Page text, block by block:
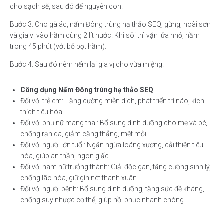
cho sạch sẽ, sau đó để nguyên con.
Bước 3: Cho gà ác, nấm Đông trùng hạ thảo SEQ, gừng, hoài sơn
và gia vị vào hầm cùng 2 lít nước. Khi sôi thì vặn lửa nhỏ, hầm
trong 45 phút (vớt bỏ bọt hầm).
Bước 4: Sau đó nêm nếm lại gia vị cho vừa miệng.
Công dụng Nấm Đông trùng hạ thảo SEQ
Đối với trẻ em: Tăng cường miễn dịch, phát triển trí não, kích
thích tiêu hóa
Đối với phụ nữ mang thai: Bổ sung dinh dưỡng cho mẹ và bé,
chống rạn da, giảm căng thẳng, mệt mỏi
Đối với người lớn tuổi: Ngăn ngừa loãng xương, cải thiện tiêu
hóa, giúp an thần, ngon giấc
Đối với nam nữ trưởng thành: Giải độc gan, tăng cường sinh lý,
chống lão hóa, giữ gìn nét thanh xuân
Đối với người bệnh: Bổ sung dinh dưỡng, tăng sức đề kháng,
chống suy nhược cơ thể, giúp hồi phục nhanh chóng